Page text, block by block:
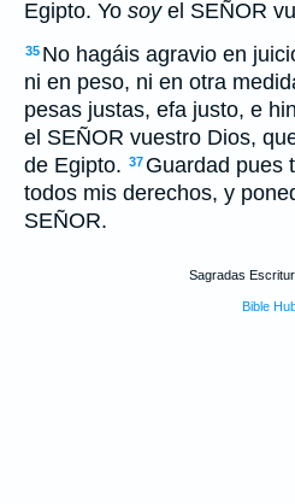
Egipto. Yo soyel SEÑOR
35 No hagáis agravio en
ni en peso, ni en otra
pesas justas, efa justo, e
el SEÑOR vuestro Dios,
de Egipto. 37 Guardad pues
todos mis derechos, y
SEÑOR.
Sagradas
Bible